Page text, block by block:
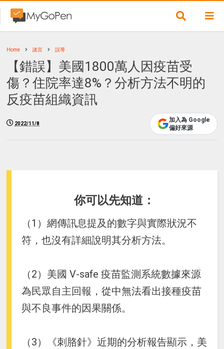
Home 謠言 誤導
【錯誤】美國1800萬人因疫苗受
傷？住院率達8%？分析方法不明的
反疫苗組織資訊
2022/11/8
加入為 Google
偏好來源
你可以先知道：
（1）網傳訊息提及的數字與實際狀況不
符，也沒有詳細說明其分析方法。
（2）美國 V-safe 疫苗監測系統數據來源
為民眾自主回報，從中無法看出接種疫苗
與不良事件的因果關係。
（3）《刺胳針》近期的分析報告顯示，美